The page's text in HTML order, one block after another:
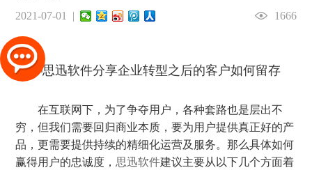
2021-07-01 | 1666
在互联网下，为了争夺用户，各种套路也是层出不
穷，但我们需要回归商业本质，要为用户提供真正好的产
品，更需要提供持续的精细化运营及服务。那么具体如何
赢得用户的忠诚度， 思迅软件建议主要从以下几个方面着